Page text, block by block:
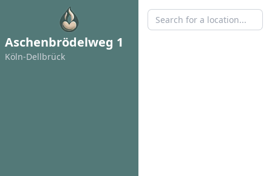
Aschenbrödelweg 1
Köln-Dellbrück